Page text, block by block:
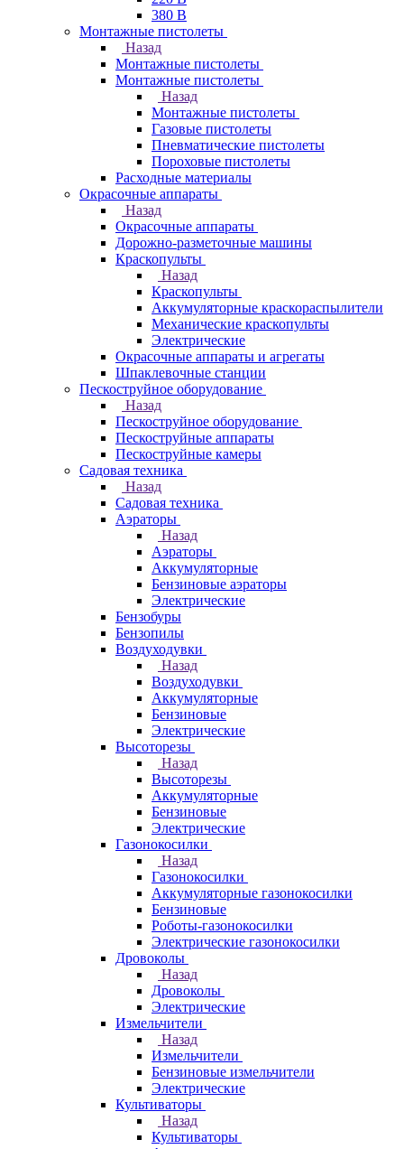
380 В
Монтажные пистолеты
Назад
Монтажные пистолеты
Монтажные пистолеты
Назад
Монтажные пистолеты
Газовые пистолеты
Пневматические пистолеты
Пороховые пистолеты
Расходные материалы
Окрасочные аппараты
Назад
Окрасочные аппараты
Дорожно-разметочные машины
Краскопульты
Назад
Краскопульты
Аккумуляторные краскораспылители
Механические краскопульты
Электрические
Окрасочные аппараты и агрегаты
Шпаклевочные станции
Пескоструйное оборудование
Назад
Пескоструйное оборудование
Пескоструйные аппараты
Пескоструйные камеры
Садовая техника
Назад
Садовая техника
Аэраторы
Назад
Аэраторы
Аккумуляторные
Бензиновые аэраторы
Электрические
Бензобуры
Бензопилы
Воздуходувки
Назад
Воздуходувки
Аккумуляторные
Бензиновые
Электрические
Высоторезы
Назад
Высоторезы
Аккумуляторные
Бензиновые
Электрические
Газонокосилки
Назад
Газонокосилки
Аккумуляторные газонокосилки
Бензиновые
Роботы-газонокосилки
Электрические газонокосилки
Дровоколы
Назад
Дровоколы
Электрические
Измельчители
Назад
Измельчители
Бензиновые измельчители
Электрические
Культиваторы
Назад
Культиваторы